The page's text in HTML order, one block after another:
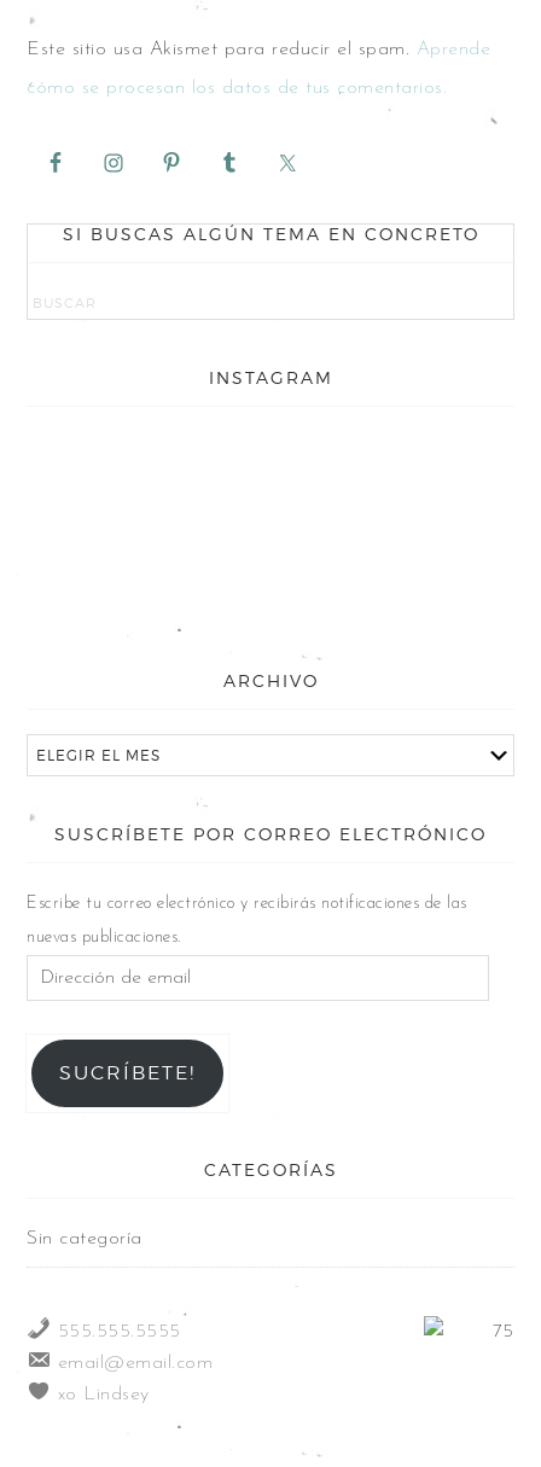
Este sitio usa Akismet para reducir el spam. Aprende
cómo se procesan los datos de tus comentarios.
SI BUSCAS ALGÚN TEMA EN CONCRETO
INSTAGRAM
ARCHIVO
SUSCRÍBETE POR CORREO ELECTRÓNICO
Escribe tu correo electrónico y recibirás notificaciones de las
nuevas publicaciones.
SUCRÍBETE!
CATEGORÍAS
Sin categoría
555.555.5555
email@email.com
xo Lindsey